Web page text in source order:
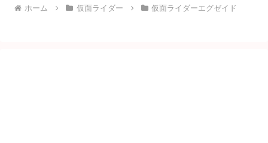
ホーム 仮面ライダー 仮面ライダーエグゼイド